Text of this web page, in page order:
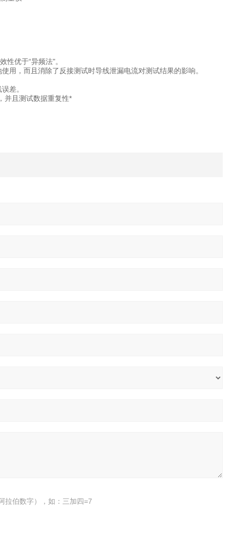
性优于“异频法"。
用，而且消除了反接测试时导线泄漏电流对测试结果的影响。
差。
并且测试数据重复性*
拉伯数字），如：三加四=7